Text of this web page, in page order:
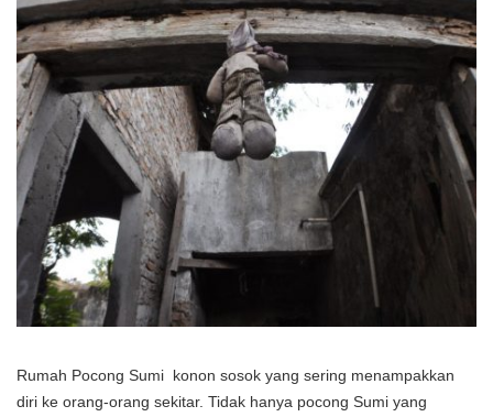
Rumah Pocong Sumi konon sosok yang sering menampakkan
diri ke orang-orang sekitar. Tidak hanya pocong Sumi yang